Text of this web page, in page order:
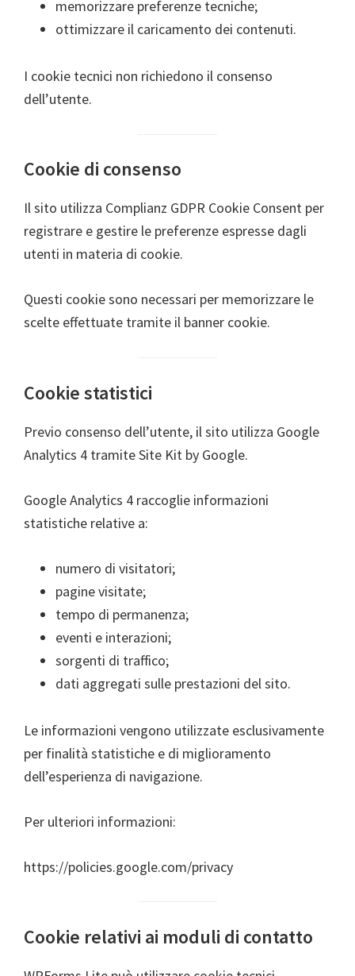
memorizzare preferenze tecniche;
ottimizzare il caricamento dei contenuti.
I cookie tecnici non richiedono il consenso
dell’utente.
Cookie di consenso
Il sito utilizza Complianz GDPR Cookie Consent per
registrare e gestire le preferenze espresse dagli
utenti in materia di cookie.
Questi cookie sono necessari per memorizzare le
scelte effettuate tramite il banner cookie.
Cookie statistici
Previo consenso dell’utente, il sito utilizza Google
Analytics 4 tramite Site Kit by Google.
Google Analytics 4 raccoglie informazioni
statistiche relative a:
numero di visitatori;
pagine visitate;
tempo di permanenza;
eventi e interazioni;
sorgenti di traffico;
dati aggregati sulle prestazioni del sito.
Le informazioni vengono utilizzate esclusivamente
per finalità statistiche e di miglioramento
dell’esperienza di navigazione.
Per ulteriori informazioni:
https://policies.google.com/privacy
Cookie relativi ai moduli di contatto